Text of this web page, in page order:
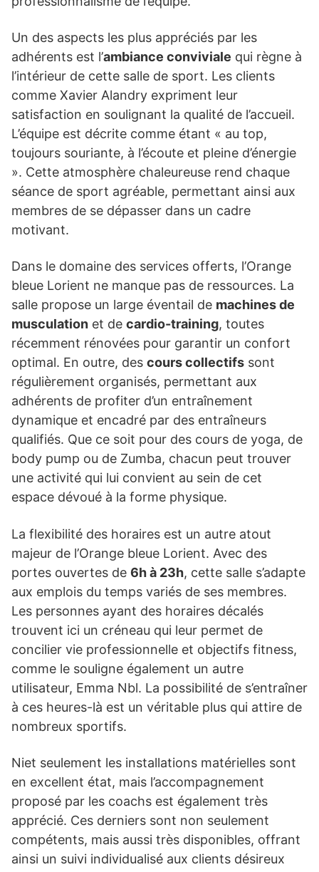
Un des aspects les plus appréciés par les
adhérents est l’ambiance conviviale qui règne à
l’intérieur de cette salle de sport. Les clients
comme Xavier Alandry expriment leur
satisfaction en soulignant la qualité de l’accueil.
L’équipe est décrite comme étant « au top,
toujours souriante, à l’écoute et pleine d’énergie
». Cette atmosphère chaleureuse rend chaque
séance de sport agréable, permettant ainsi aux
membres de se dépasser dans un cadre
motivant.
Dans le domaine des services offerts, l’Orange
bleue Lorient ne manque pas de ressources. La
salle propose un large éventail de machines de
musculation et de cardio-training, toutes
récemment rénovées pour garantir un confort
optimal. En outre, des cours collectifs sont
régulièrement organisés, permettant aux
adhérents de profiter d’un entraînement
dynamique et encadré par des entraîneurs
qualifiés. Que ce soit pour des cours de yoga, de
body pump ou de Zumba, chacun peut trouver
une activité qui lui convient au sein de cet
espace dévoué à la forme physique.
La flexibilité des horaires est un autre atout
majeur de l’Orange bleue Lorient. Avec des
portes ouvertes de 6h à 23h, cette salle s’adapte
aux emplois du temps variés de ses membres.
Les personnes ayant des horaires décalés
trouvent ici un créneau qui leur permet de
concilier vie professionnelle et objectifs fitness,
comme le souligne également un autre
utilisateur, Emma Nbl. La possibilité de s’entraîner
à ces heures-là est un véritable plus qui attire de
nombreux sportifs.
Niet seulement les installations matérielles sont
en excellent état, mais l’accompagnement
proposé par les coachs est également très
apprécié. Ces derniers sont non seulement
compétents, mais aussi très disponibles, offrant
ainsi un suivi individualisé aux clients désireux